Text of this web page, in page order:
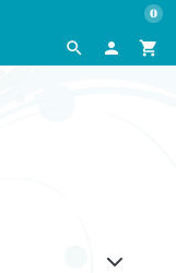
search  shopping_cart
0